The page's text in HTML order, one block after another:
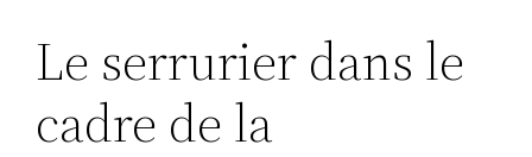
Le serrurier dans le
cadre de la